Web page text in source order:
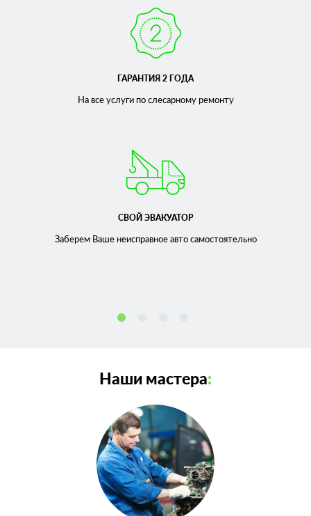
ГАРАНТИЯ 2 ГОДА
На все услуги по слесарномуремонту
СВОЙ ЭВАКУАТОР
Заберем Ваше неисправноеавто самостоятельно
Наши мастера: